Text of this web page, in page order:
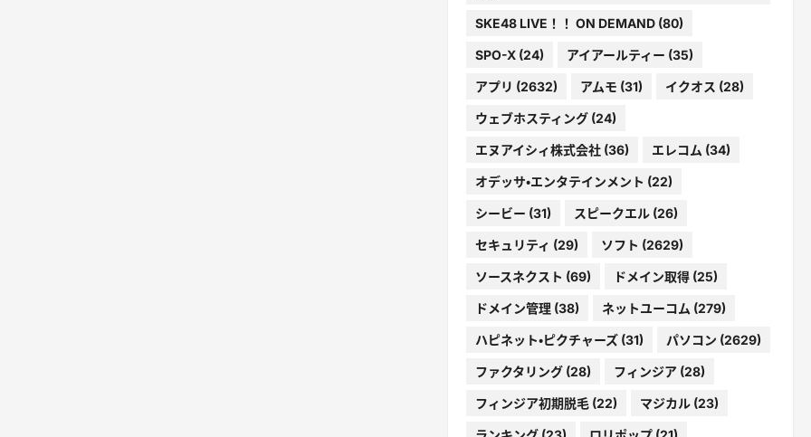
SKE48 LIVE！！ ON DEMAND(80)
SPO-X(24) アイアールティー (35)
アプリ (2632) アムモ (31) イクオス (28)
ウェブホスティング(24)
エヌアイシィ株式会社(36) エレコム (34)
オデッサ・エンタテインメント (22)
シービー (31) スピークエル(26)
セキュリティ (29) ソフト (2629)
ソースネクスト (69) ドメイン取得(25)
ドメイン管理(38) ネットユーコム (279)
ハピネット・ピクチャーズ(31) パソコン (2629)
ファクタリング(28) フィンジア(28)
フィンジア初期脱毛(22) マジカル(23)